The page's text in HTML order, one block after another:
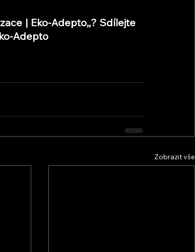
| Eko-Adepto,,? Sdílejte
Adepto
Zobrazit vše